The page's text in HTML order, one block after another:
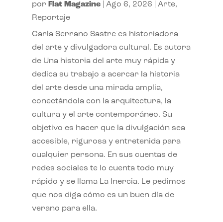
por Flat Magazine| Ago 6, 2026 Arte,
Reportaje
Carla Serrano Sastre es historiadora
del arte y divulgadora cultural. Es autora
de Una historia del arte muy rápida y
dedica su trabajo a acercar la historia
del arte desde una mirada amplia,
conectándola con la arquitectura, la
cultura y el arte contemporáneo. Su
objetivo es hacer que la divulgación sea
accesible, rigurosa y entretenida para
cualquier persona. En sus cuentas de
redes sociales te lo cuenta todo muy
rápido y se llama La Inercia. Le pedimos
que nos diga cómo es un buen día de
verano para ella.